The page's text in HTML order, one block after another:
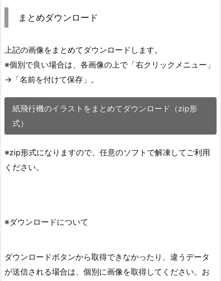
まとめダウンロード
上記の画像をまとめてダウンロードします。
※個別で良い場合は、各画像の上で「右クリックメニュー」
→「名前を付けて保存」。
紙飛行機のイラストをまとめてダウンロード（zip形
式）
※zip形式になりますので、任意のソフトで解凍してご利用
ください。
※ダウンロードについて
ダウンロードボタンから取得できなかったり、違うデータ
が送信される場合は、個別に画像を取得してください。お